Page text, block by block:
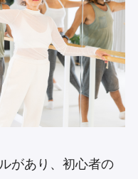
があり、初心者の